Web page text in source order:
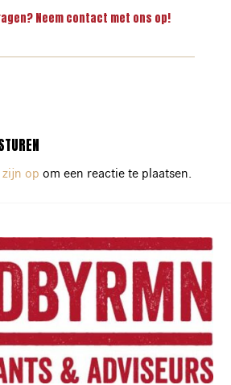
Neemcontact met ons op!
op om een reactie te plaatsen.